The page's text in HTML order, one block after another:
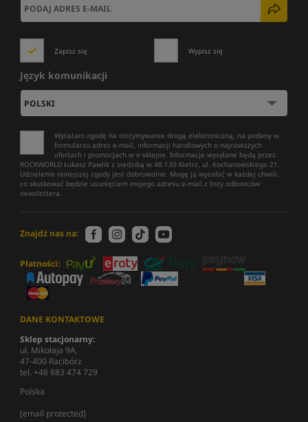
Zapisz się Wypisz się
Język komunikacji
Wyrażam zgodę na otrzymywanie drogą elektroniczną, na podany w
formularzu adres e-mail, informacji handlowych o najnowszych
ofertach i promocjach w e-sklepie. Informacje wysyłane będą przez
ROCKWORLD Łukasz Pawlik z siedzibą w 48-130 Kietrz, ul. Kochanowskiego 21.
Udzielenie niniejszej zgody jest dobrowolne. Mogę ją wycofać w każdej chwili,
co skutkować będzie usunięciem mojego adresu e-mail z listy odbiorców
newslettera.
Znajdź nas na:
Płatności:
DANE KONTAKTOWE
Sklep stacjonarny:
ul. Mikołaja 9A,
47-400 Racibórz
tel. +48 883 474 729
Polska
[email protected]